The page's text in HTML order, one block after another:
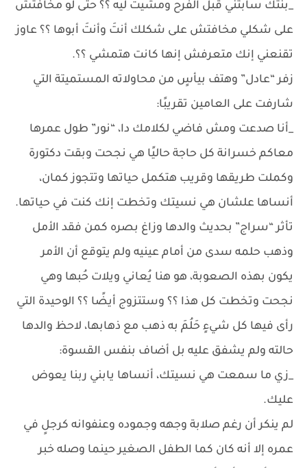
_بنتك سابتني قبل الفرح ومشيت ليه ؟؟ حتى لو مخافتش
على شكلي مخافتش على شكلك أنتَ وأنتَ أبوها ؟؟ عاوز
تقنعني إنك متعرفش إنها كانت هتمشي ؟؟.
زفر “عادل” وهتف بيأسٍ من محاولاته المستميتة التي
شارفت على العامين تقريبًا:
_أنا صدعت ومش فاضي لكلامك دا، “نور” طول عمرها
معاكم خسرانة كل حاجة حاليًا هي نجحت وبقت دكتورة
وكملت طريقها وقريب هتكمل حياتها وتتجوز كمان،
أنساها علشان هي نسيتك وتخطت إنك كنت في حياتها.
تأثر “سراج” بحديث والدها وزاغ بصره كمن فقد الأمل
وذهب حلمه سدى من أمام عينيه ولم يتوقع أن الأمر
يكون بهذه الصعوبة، هو هنا يُعاني ويلات حُبها وهي
نجحت وتخطت كل هذا ؟؟ وستتزوج أيضًا ؟؟ الوحيدة التي
رأى فيها كل شيءٍ حَلُمَ به ذهب مع ذهابها، لاحظ والدها
حالته ولم يشفق عليه بل أضاف بنفس القسوة:
_زي ما سمعت هي نسيتك، أنساها يابني ربنا يعوض
عليك.
لم ينكر أن رغم صلابة وجهه وجموده وعنفوانه كرجلٍ في
عمره إلا أنه كان كما الطفل الصغير حينما وصله خبر